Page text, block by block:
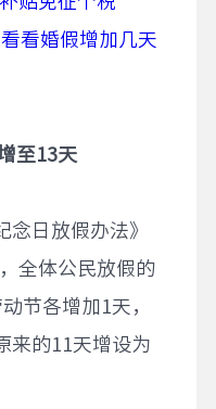
看婚假增加几天
至13天
日放假办法》
全体公民放假的
节各增加1天，
来的11天增设为